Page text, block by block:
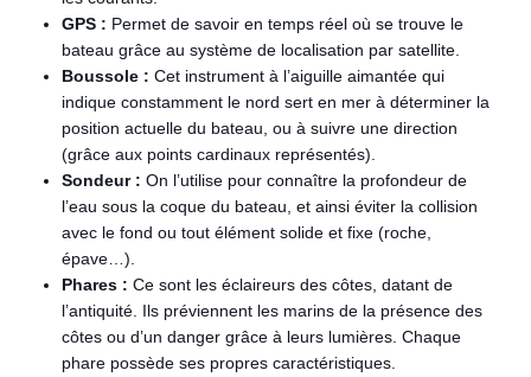
GPS : Permet de savoir en temps réel où se trouve le
bateau grâce au système de localisation par satellite.
Boussole : Cet instrument à l’aiguille aimantée qui
indique constamment le nord sert en mer à déterminer la
position actuelle du bateau, ou à suivre une direction
(grâce aux points cardinaux représentés).
Sondeur : On l’utilise pour connaître la profondeur de
l’eau sous la coque du bateau, et ainsi éviter la collision
avec le fond ou tout élément solide et fixe (roche,
épave…).
Phares : Ce sont les éclaireurs des côtes, datant de
l’antiquité. Ils préviennent les marins de la présence des
côtes ou d’un danger grâce à leurs lumières. Chaque
phare possède ses propres caractéristiques.